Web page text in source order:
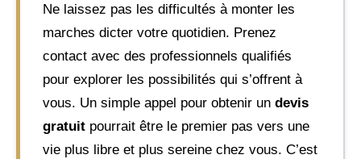
Ne laissez pas les difficultés à monter les
marches dicter votre quotidien. Prenez
contact avec des professionnels qualifiés
pour explorer les possibilités qui s’offrent à
vous. Un simple appel pour obtenir un devis
gratuit pourrait être le premier pas vers une
vie plus libre et plus sereine chez vous. C’est